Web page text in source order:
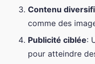
Contenu
comme des
Publicité ciblée:
pour atteindre